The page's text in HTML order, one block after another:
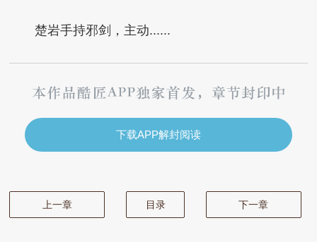
楚岩手持邪剑，主动......
下载APP解封阅读
上一章 目录 下一章